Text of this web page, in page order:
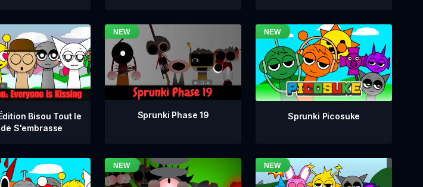
Bisou Tout le
S'embrasse
Sprunki Phase 19 Sprunki Picosuke